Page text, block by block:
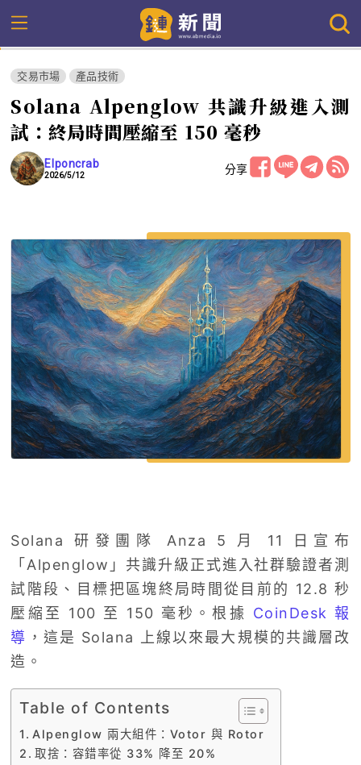
交易市場 產品技術
Solana Alpenglow 共識升級進入測
試：終局時間壓縮至 150 毫秒
Elponcrab
2026/5/12 分享
Solana 研發團隊 Anza 5 月 11 日宣布
「Alpenglow」共識升級正式進入社群驗證者測
試階段、目標把區塊終局時間從目前的 12.8 秒
壓縮至 100 至 150 毫秒。根據 CoinDesk 報
導 ，這是 Solana 上線以來最大規模的共識層改
造。
Table of Contents
Alpenglow 兩大組件：Votor 與 Rotor
取捨：容錯率從 33% 降至 20%